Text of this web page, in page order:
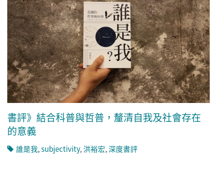
書評》結合科普與哲普，釐清自我及社會存在
的意義
誰是我,subjectivity,洪裕宏,深度書評